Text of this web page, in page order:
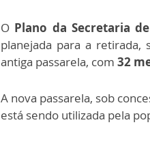
O Plano da Secretaria
planejada para a retirada,
antiga passarela, com 32
A nova passarela, sob
está sendo utilizada pela